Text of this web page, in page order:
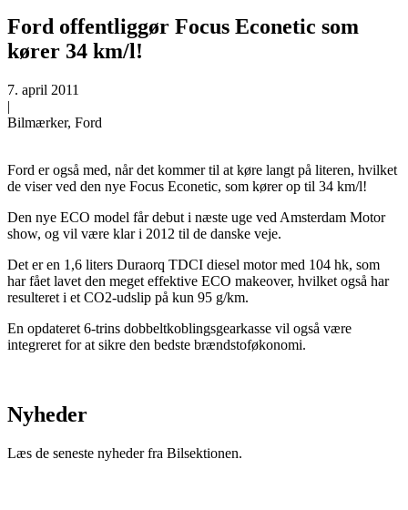
Ford offentliggør Focus Econetic som
kører 34 km/l!
7. april 2011
|
Bilmærker, Ford
Ford er også med, når det kommer til at køre langt på literen, hvilket
de viser ved den nye Focus Econetic, som kører op til 34 km/l!
Den nye ECO model får debut i næste uge ved Amsterdam Motor
show, og vil være klar i 2012 til de danske veje.
Det er en 1,6 liters Duraorq TDCI diesel motor med 104 hk, som
har fået lavet den meget effektive ECO makeover, hvilket også har
resulteret i et CO2-udslip på kun 95 g/km.
En opdateret 6-trins dobbeltkoblingsgearkasse vil også være
integreret for at sikre den bedste brændstoføkonomi.
Nyheder
Læs de seneste nyheder fra Bilsektionen.